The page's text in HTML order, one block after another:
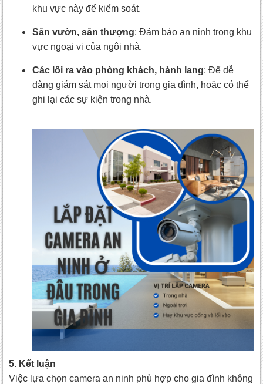
khu vực này để kiểm soát.
Sân vườn, sân thượng: Đảm bảo an ninh trong khu
vực ngoại vi của ngôi nhà.
Các lối ra vào phòng khách, hành lang: Để dễ
dàng giám sát mọi người trong gia đình, hoặc có thể
ghi lại các sự kiện trong nhà.
5. Kết luận
Việc lựa chọn camera an ninh phù hợp cho gia đình không